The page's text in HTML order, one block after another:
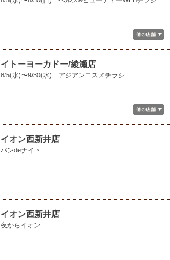
イトーヨーカドー/綾瀬店
8/5(水)〜9/30(水) アジアンコスメチラシ
イオン西新井店
パンdeナイト
イオン西新井店
夜からイオン